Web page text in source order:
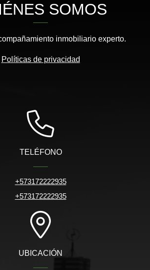
SOMOS
inmobiliario experto.
Políticas de privacidad
TELÉFONO
+573172222935
+573172222935
UBICACIÓN